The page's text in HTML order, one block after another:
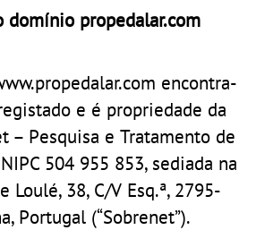
domínio propedalar.com
encontra-
e é propriedade da
– Pesquisa e Tratamento de
504 955 853, sediada na
Loulé, 38, C/V Esq.ª, 2795-
Portugal (“Sobrenet”).